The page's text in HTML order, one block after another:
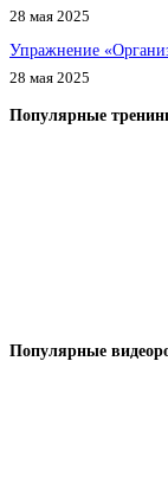
28 мая 2025
Упражнение
28 мая 2025
Популярные
Популярные